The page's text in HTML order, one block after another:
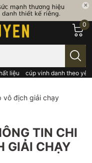
liệu cúp vinh danh theo
0
vô địch giải chạy
TIN CHI
GIẢI CHẠY